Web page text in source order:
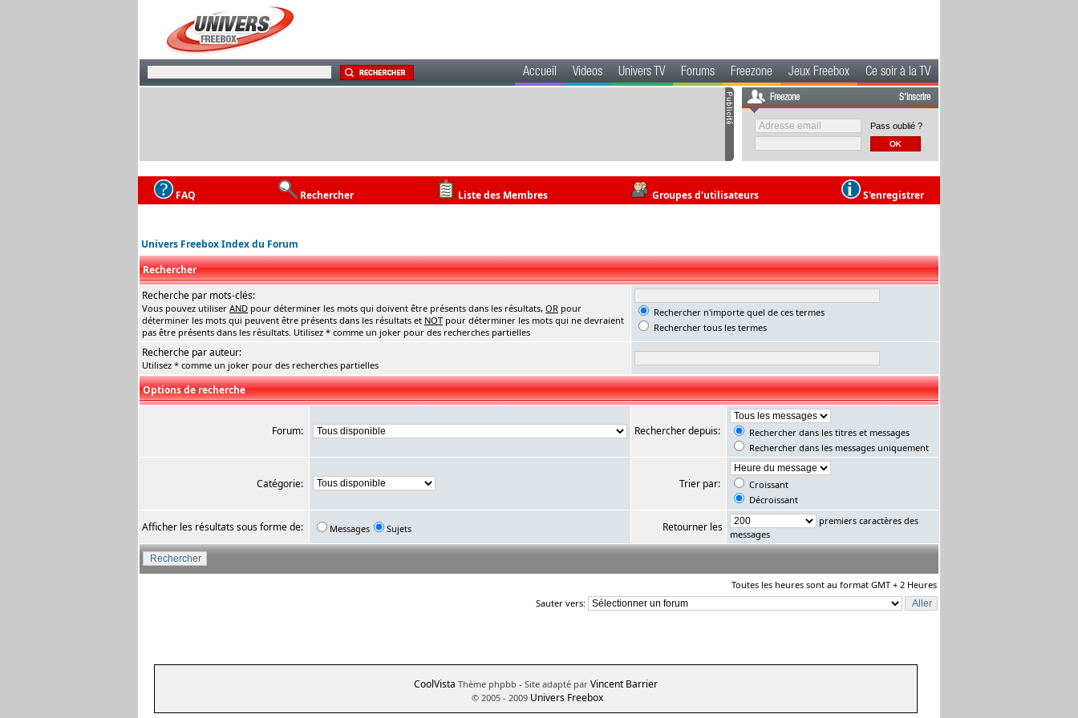
Accueil Videos Univers TV Forums Freezone Jeux Freebox Ce soir à la TV
Freezone S'inscrire
Pass oublié ?
FAQ Rechercher Liste des Membres Groupes d'utilisateurs S'enregistrer
Univers Freebox Index du Forum
Rechercher
Recherche par mots-clés:
Vous pouvez utiliser AND pour déterminer les mots qui doivent être présents dans les résultats, OR pour
déterminer les mots qui peuvent être présents dans les résultats et NOT pour déterminer les mots qui ne devraient
pas être présents dans les résultats. Utilisez * comme un joker pour des recherches partielles
Rechercher n'importe quel de ces termes
Rechercher tous les termes
Recherche par auteur:
Utilisez * comme un joker pour des recherches partielles
Options de recherche
Forum: Rechercher depuis:
Rechercher dans les titres et messages
Rechercher dans les messages uniquement
Catégorie: Trier par:
Croissant
Décroissant
Afficher les résultats sous forme de: Messages Sujets Retourner les
premiers caractères des
messages
Toutes les heures sont au format GMT + 2 Heures
Sauter vers:
CoolVista Thème phpbb - Site adapté par Vincent Barrier
© 2005 - 2009 Univers Freebox